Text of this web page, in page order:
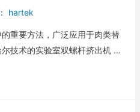
hartek
重要方法，广泛应用于肉类替
技术的实验室双螺杆挤出机 …